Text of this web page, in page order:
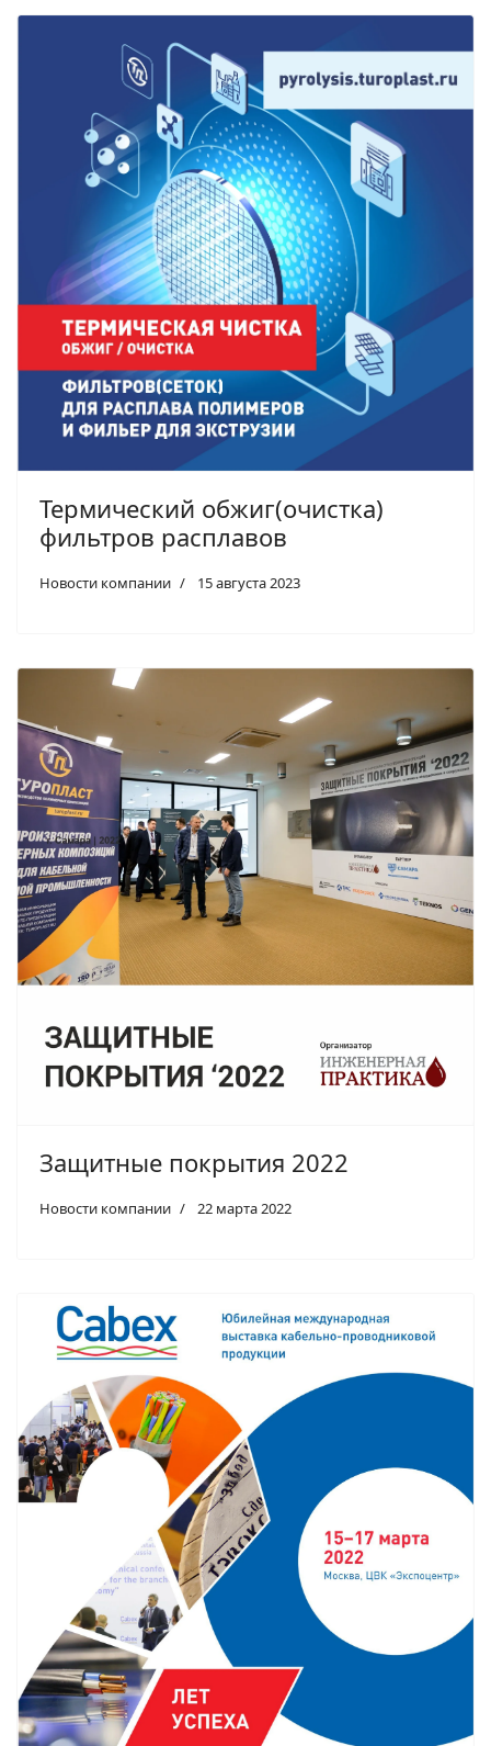
Термический обжиг(очистка)
фильтров расплавов
Новости компании 15 августа 2023
Защитные покрытия 2022
Новости компании 22 марта 2022